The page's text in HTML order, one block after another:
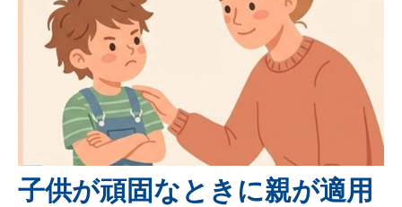
子供が頑固なときに親が適用